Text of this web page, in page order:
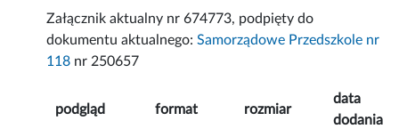
Załącznik aktualny nr 674773, podpięty do
dokumentu aktualnego:Samorządowe Przedszkole nr
118 nr 250657
podgląd format rozmiar
data
dodania